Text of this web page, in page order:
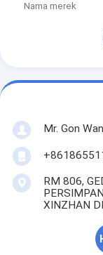
Nama merek
Mr. Gon
RM 806,
XINZHAN